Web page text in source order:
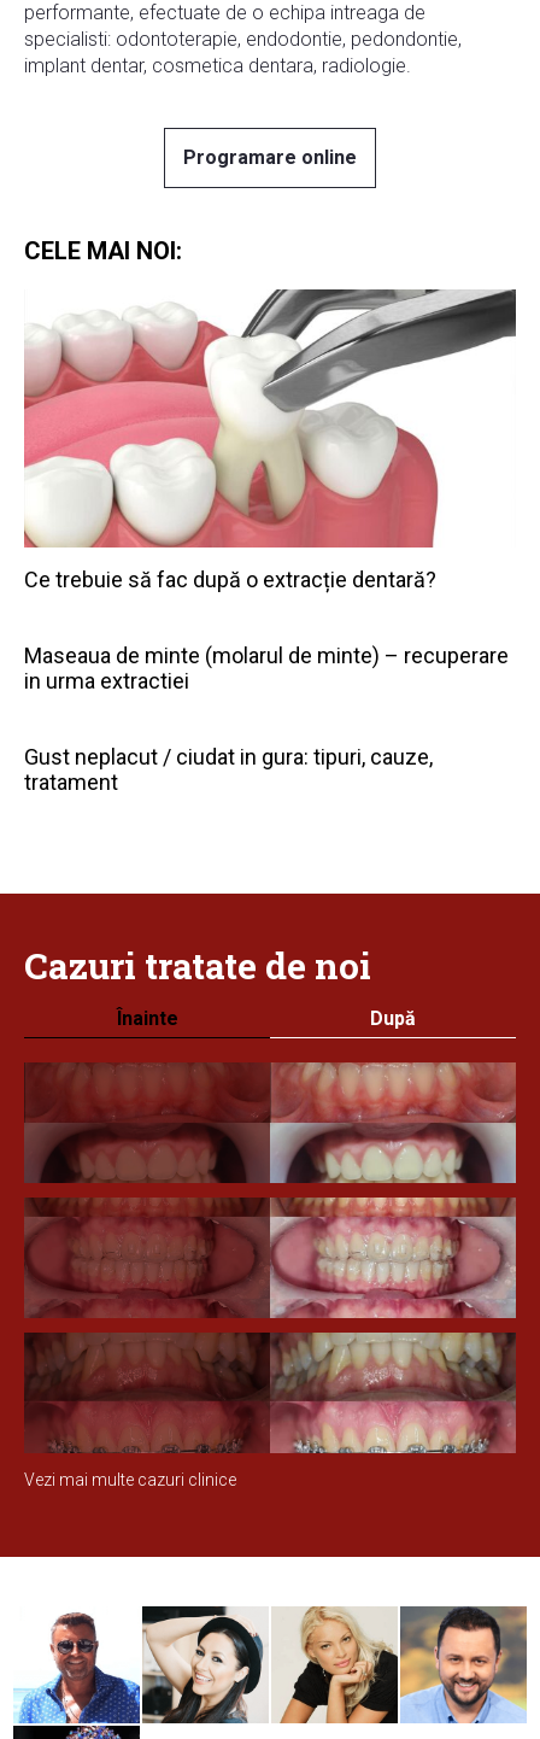
performante, efectuate de o echipa intreaga de
specialisti: odontoterapie, endodontie, pedondontie,
implant dentar, cosmetica dentara, radiologie.
Programare online
CELE MAI NOI:
Ce trebuie să fac după o extracție dentară?
Maseaua de minte (molarul de minte) – recuperare
in urma extractiei
Gust neplacut / ciudat in gura: tipuri, cauze,
tratament
Cazuri tratate de noi
Înainte După
Vezi mai multe cazuri clinice